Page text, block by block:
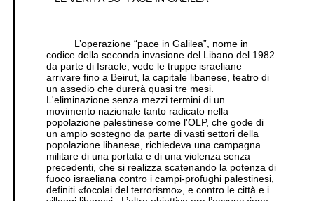
L’operazione “pace in Galilea”, nome in
codice della seconda invasione del Libano del 1982
da parte di Israele, vede le truppe israeliane
arrivare fino a Beirut, la capitale libanese, teatro di
un assedio che durerà quasi tre mesi.
L'eliminazione senza mezzi termini di un
movimento nazionale tanto radicato nella
popolazione palestinese come l'OLP, che gode di
un ampio sostegno da parte di vasti settori della
popolazione libanese, richiedeva una campagna
militare di una portata e di una violenza senza
precedenti, che si realizza scatenando la potenza di
fuoco israeliana contro i campi-profughi palestinesi,
definiti «focolai del terrorismo», e contro le città e i